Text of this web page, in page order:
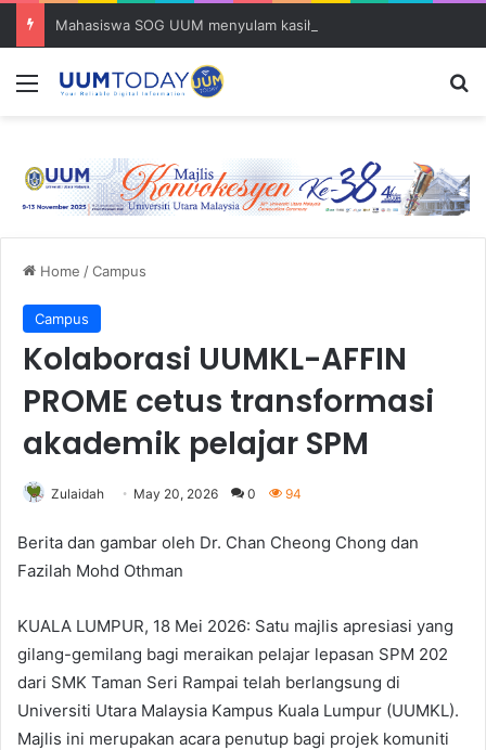
Menu
Home /Campus
Campus
Kolaborasi UUMKL-AFFIN
PROME cetus transformasi
akademik pelajar SPM
Zulaidah May 20, 2026 0 94
Berita dan gambar oleh Dr. Chan Cheong Chong dan
Fazilah Mohd Othman
KUALA LUMPUR, 18 Mei 2026: Satu majlis apresiasi yang
gilang-gemilang bagi meraikan pelajar lepasan SPM 202
dari SMK Taman Seri Rampai telah berlangsung di
Universiti Utara Malaysia Kampus Kuala Lumpur (UUMKL).
Majlis ini merupakan acara penutup bagi projek komuniti